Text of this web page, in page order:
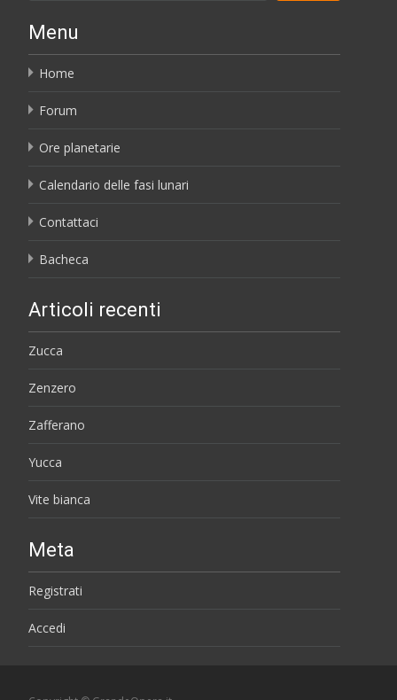
Menu
Home
Forum
Ore planetarie
Calendario delle fasi lunari
Contattaci
Bacheca
Articoli recenti
Zucca
Zenzero
Zafferano
Yucca
Vite bianca
Meta
Registrati
Accedi